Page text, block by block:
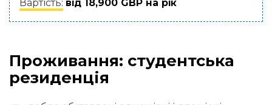
Вартість: від 18,900 GBP на рік
Проживання: студентська
резиденція